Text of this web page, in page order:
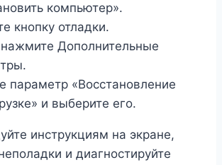
компьютер».
кнопку отладки.
Дополнительные
параметр «Восстановление
и выберите его.
инструкциям на экране,
и диагностируйте